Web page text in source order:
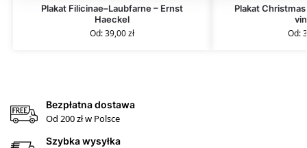
Plakat Filicinae–Laubfarne – Ernst
Haeckel
Od:39,00zł
Plakat
Od:
Bezpłatna dostawa
Od 200 zł w Polsce
Szybka wysyłka